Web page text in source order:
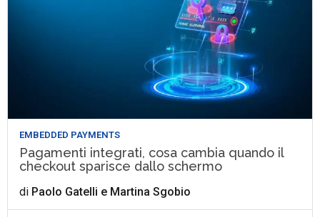
EMBEDDED PAYMENTS
Pagamenti integrati, cosa cambia quando il
checkout sparisce dallo schermo
di Paolo Gatelli e Martina Sgobio